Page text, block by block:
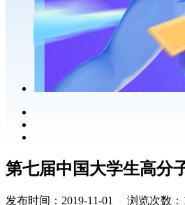
第七届中国大学生高分
发布时间：2019-11-01 浏览次数：